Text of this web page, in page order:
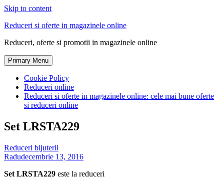
Skip to content
Reduceri si oferte in magazinele online
Reduceri, oferte si promotii in magazinele online
Primary Menu
Cookie Policy
Reduceri online
Reduceri si oferte in magazinele online: cele mai bune oferte
si reduceri online
Set LRSTA229
Reduceri bijuterii
Radudecembrie 13, 2016
Set LRSTA229 este la reduceri